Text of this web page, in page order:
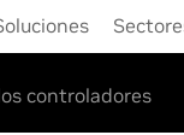
controladores